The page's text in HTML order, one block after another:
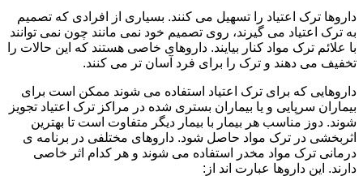
داروها ترک اعتیاد را تسهیل می کنند. بسیاری از افرادی که تصمیم
به ترک اعتیاد می گیرند، روی تصمیم خود نمی مانند چون نمی توانند
با علائم ترک مواد کنار بیایند. داروهای خاصی هستند که این حالات را
تخفیف می دهند و ترک را برای فرد آسان تر می کنند.
داروهایی که برای ترک اعتیاد استفاده می شوند ممکن است برای
بیماران سرپایی و یا بیماران بستری شده در مراکز ترک اعتیاد تجویز
شوند. دوز مناسب هر بیمار با بیمار دیگر متفاوت است تا بهترین
اثربخشی در ترک مواد حاصل شود. داروهای مختلفی در برنامه ی
درمانی ترک مواد مخدر استفاده می شوند و هر کدام اثر خاصی
دارند. این داروها عبارت اند از: